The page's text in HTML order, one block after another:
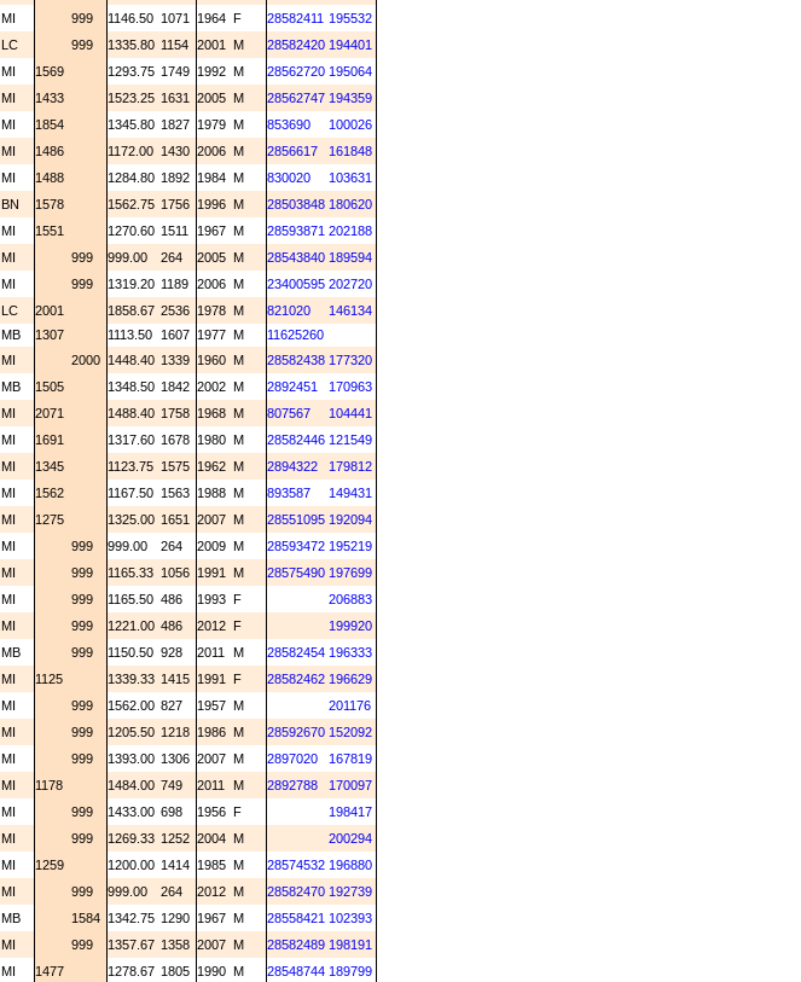
MI 999 1146.50 1071 1964 F 28582411 195532
LC 999 1335.80 1154 2001 M 28582420 194401
MI 1569 1293.75 1749 1992 M 28562720 195064
MI 1433 1523.25 1631 2005 M 28562747 194359
MI 1854 1345.80 1827 1979 M 853690
100026
MI 1486 1172.00 1430 2006 M 2856617
161848
MI 1488 1284.80 1892 1984 M 830020
103631
BN 1578 1562.75 1756 1996 M 28503848 180620
MI 1551 1270.60 1511 1967 M 28593871 202188
MI 999 999.00 264 2005 M 28543840 189594
MI 999 1319.20 1189 2006 M 23400595 202720
LC 2001 1858.67 2536 1978 M 821020
146134
MB 1307 1113.50 1607 1977 M
11625260
MI 2000 1448.40 1339 1960 M 28582438 177320
MB 1505 1348.50 1842 2002 M 2892451
170963
MI 2071 1488.40 1758 1968 M 807567
104441
MI 1691 1317.60 1678 1980 M 28582446 121549
MI 1345 1123.75 1575 1962 M 2894322
179812
MI 1562 1167.50 1563 1988 M 893587
149431
MI 1275 1325.00 1651 2007 M 28551095 192094
MI 999 999.00 264 2009 M 28593472 195219
MI 999 1165.33 1056 1991 M 28575490 197699
MI 999 1165.50 486 1993 F
206883
MI 999 1221.00 486 2012 F
199920
MB 999 1150.50 928 2011 M 28582454 196333
MI 1125 1339.33 1415 1991 F 28582462 196629
MI 999 1562.00 827 1957 M
201176
MI 999 1205.50 1218 1986 M 28592670 152092
MI 999 1393.00 1306 2007 M 2897020
167819
MI 1178 1484.00 749 2011 M 2892788
170097
MI 999 1433.00 698 1956 F
198417
MI 999 1269.33 1252 2004 M
200294
MI 1259 1200.00 1414 1985 M 28574532 196880
MI 999 999.00 264 2012 M 28582470 192739
MB 1584 1342.75 1290 1967 M 28558421 102393
MI 999 1357.67 1358 2007 M 28582489 198191
MI 1477 1278.67 1805 1990 M 28548744 189799